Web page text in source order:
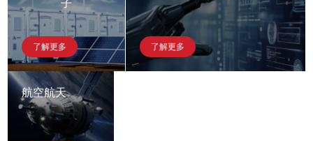
子
了解更多 了解更多
航空航天